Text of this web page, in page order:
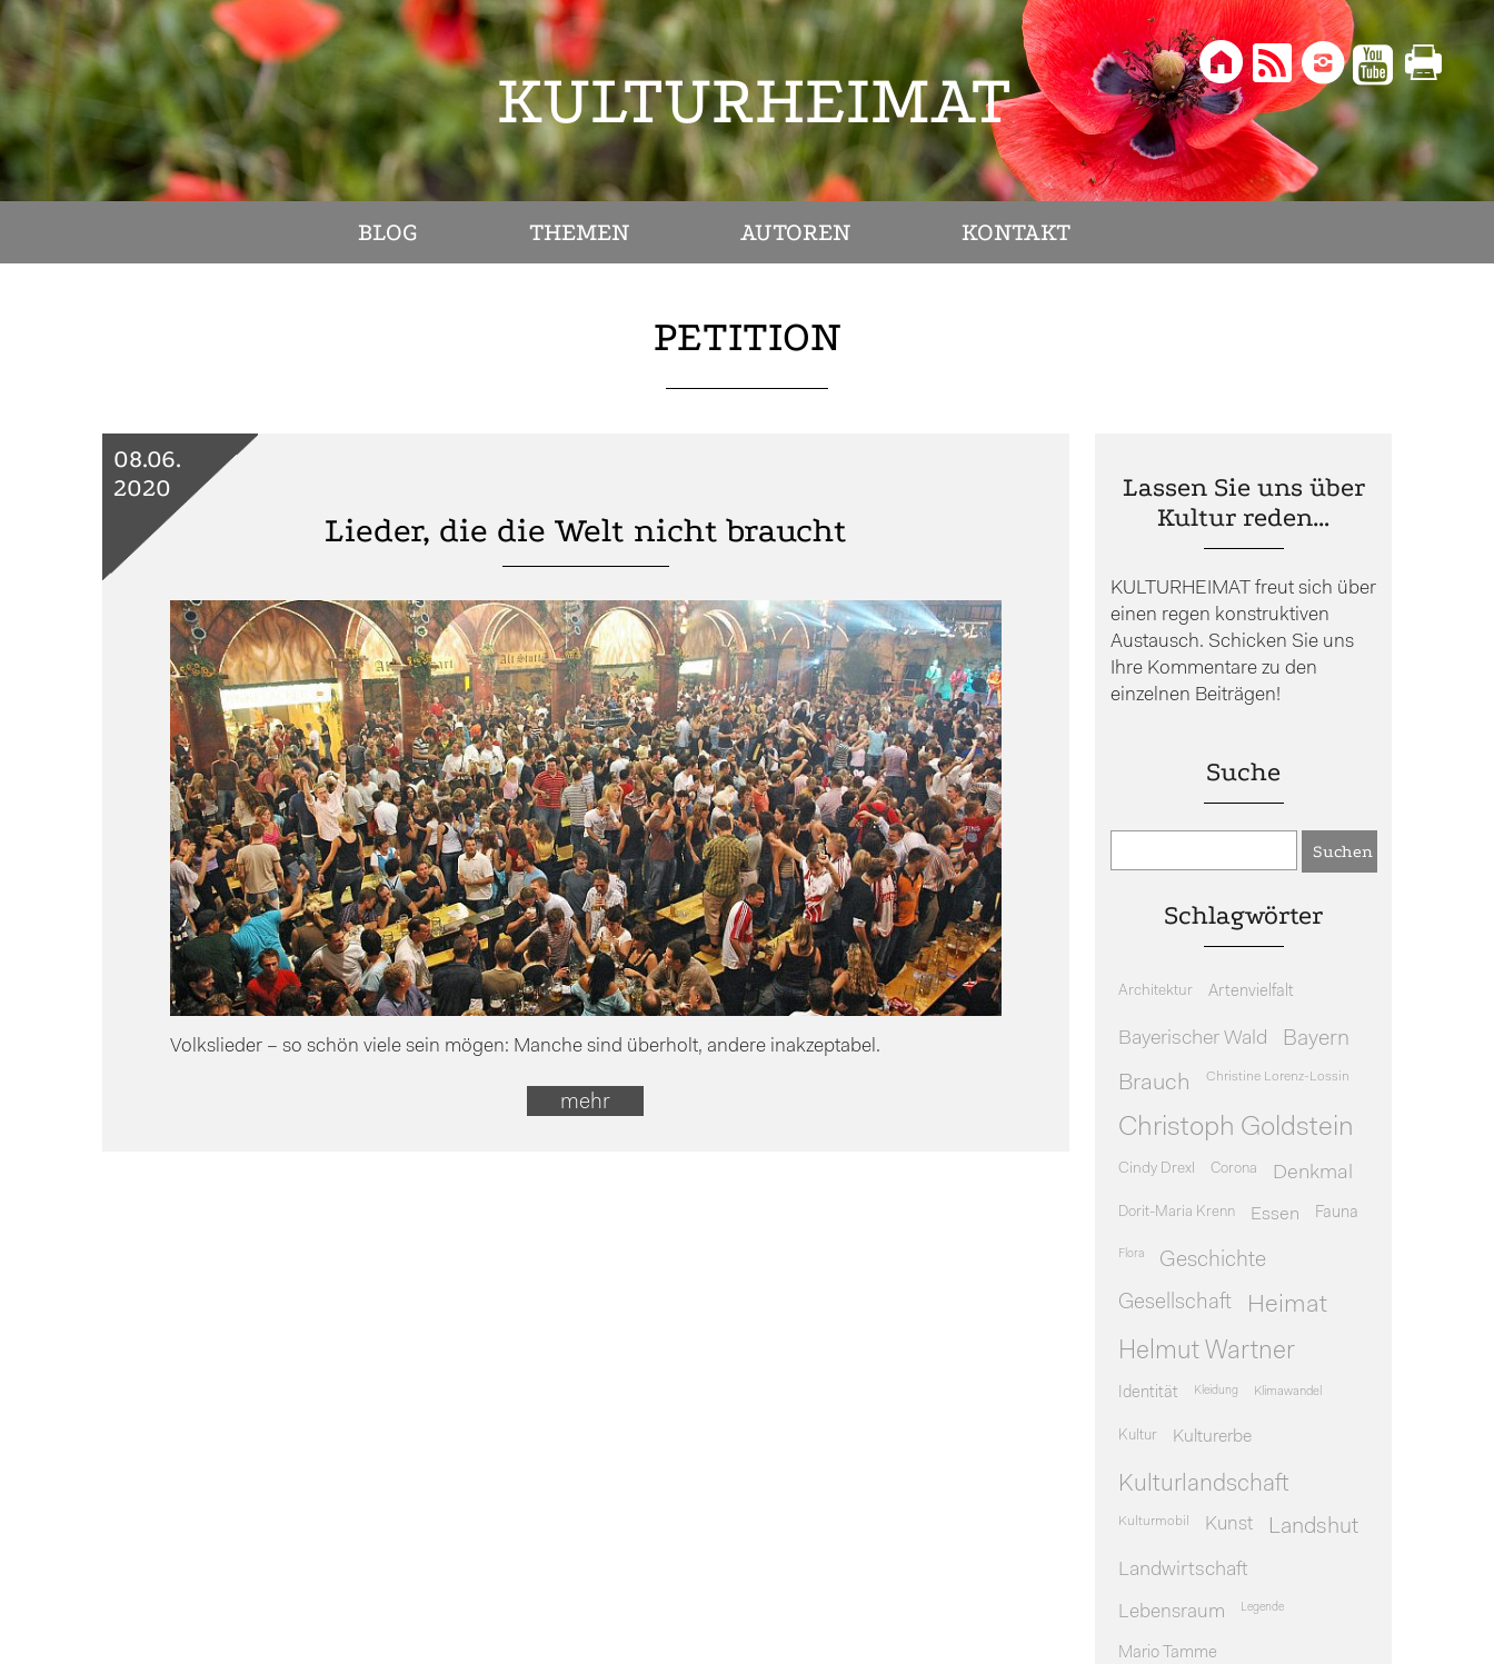
KULTURHEIMAT     
BLOG THEMEN AUTOREN KONTAKT
PETITION
Lieder, die die Welt nicht braucht
08.06.
2020
Volkslieder – so schön viele sein mögen: Manche sind überholt, andere inakzeptabel.
mehr
Lassen Sie uns über
Kultur reden…
KULTURHEIMAT freut sich über
einen regen konstruktiven
Austausch. Schicken Sie uns
Ihre Kommentare zu den
einzelnen Beiträgen!
Suche
Schlagwörter
Architektur Artenvielfalt
Bayerischer Wald Bayern
Brauch Christine Lorenz-Lossin
Christoph Goldstein
Cindy Drexl Corona Denkmal
Dorit-Maria Krenn Essen Fauna
Flora Geschichte
Gesellschaft
Heimat
Helmut Wartner
Identität Kleidung Klimawandel
Kultur Kulturerbe
Kulturlandschaft
Kulturmobil Kunst Landshut
Landwirtschaft
Lebensraum Legende
Mario Tamme